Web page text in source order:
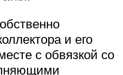
и его
с обвязкой со